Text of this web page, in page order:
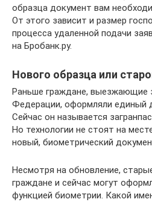
образца документ вам
От этого зависит и размер
процесса удаленной подачи
на Бробанк.ру.
Нового образца или
Раньше граждане, выезжающие
Федерации, оформляли единый
Сейчас он называется
Но технологии не стоят на
новый, биометрический
Несмотря на обновление,
граждане и сейчас могут
функцией биометрии. Какой